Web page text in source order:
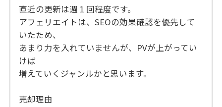
直近の更新は週１回程度です。
アフェリエイトは、SEOの効果確認を優先して
いたため、
あまり力を入れていませんが、PVが上がってい
けば
増えていくジャンルかと思います。
売却理由